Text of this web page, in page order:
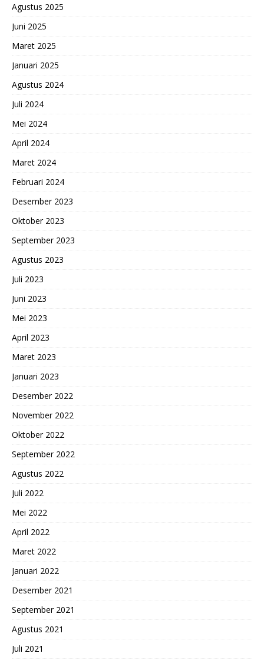
Agustus 2025
Juni 2025
Maret 2025
Januari 2025
Agustus 2024
Juli 2024
Mei 2024
April 2024
Maret 2024
Februari 2024
Desember 2023
Oktober 2023
September 2023
Agustus 2023
Juli 2023
Juni 2023
Mei 2023
April 2023
Maret 2023
Januari 2023
Desember 2022
November 2022
Oktober 2022
September 2022
Agustus 2022
Juli 2022
Mei 2022
April 2022
Maret 2022
Januari 2022
Desember 2021
September 2021
Agustus 2021
Juli 2021